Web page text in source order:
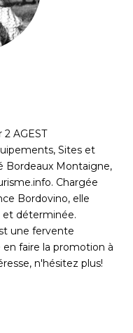
AGEST
Sites et
Bordeaux Montaigne,
Chargée
Bordovino, elle
et déterminée.
une fervente
faire la promotion à
n'hésitez plus!